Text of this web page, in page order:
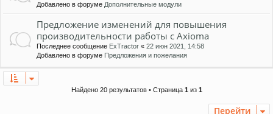
Добавлено в форуме Дополнительные модули
Предложение изменений для повышения
производительности работы с Axioma
Последнее сообщение ExTractor « 22 июн 2021, 14:58
Добавлено в форуме Предложения и пожелания
Найдено 20 результатов • Страница 1из 1
Перейти